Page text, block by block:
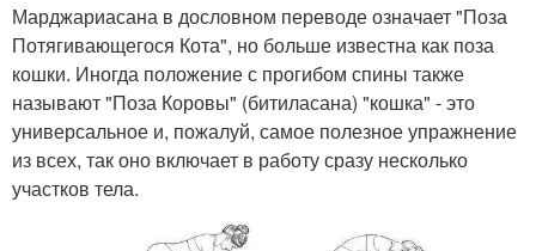
Марджариасана в дословном переводе означает "Поза
Потягивающегося Кота", но больше известна как поза
кошки. Иногда положение с прогибом спины также
называют "Поза Коровы" (битиласана) "кошка" - это
универсальное и, пожалуй, самое полезное упражнение
из всех, так оно включает в работу сразу несколько
участков тела.